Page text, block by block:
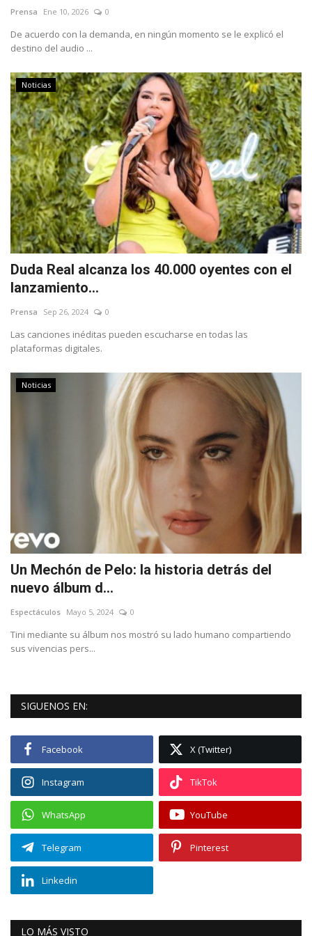
Prensa Ene 10, 2026 0
De acuerdo con la demanda, en ningún momento se le explicó el
destino del audio ...
Noticias
Duda Real alcanza los 40.000 oyentes con el
lanzamiento...
Prensa Sep 26, 2024 0
Las canciones inéditas pueden escucharse en todas las
plataformas digitales.
Noticias
Un Mechón de Pelo: la historia detrás del
nuevo álbum d...
Espectáculos Mayo 5, 2024 0
Tini mediante su álbum nos mostró su lado humano compartiendo
sus vivencias pers...
SIGUENOS EN:
Facebook X (Twitter)
Instagram TikTok
WhatsApp YouTube
Telegram Pinterest
Linkedin
LO MÁS VISTO